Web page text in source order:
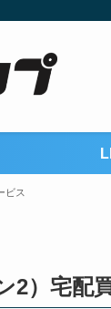
ビス
2）宅配